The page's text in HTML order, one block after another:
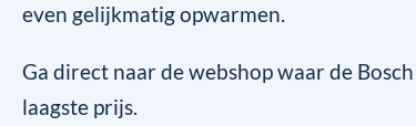
even gelijkmatig opwarmen.
Ga direct naar de webshop waar de
laagste prijs.